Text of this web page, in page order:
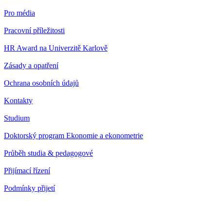
Pro média
Pracovní příležitosti
HR Award na Univerzitě Karlově
Zásady a opatření
Ochrana osobních údajů
Kontakty
Studium
Doktorský program Ekonomie a ekonometrie
Průběh studia & pedagogové
Přijímací řízení
Podmínky přijetí